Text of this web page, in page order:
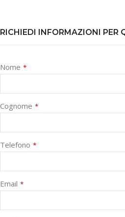
RICHIEDI INFORMAZIONI PER
Nome *
Cognome *
Telefono *
Email *